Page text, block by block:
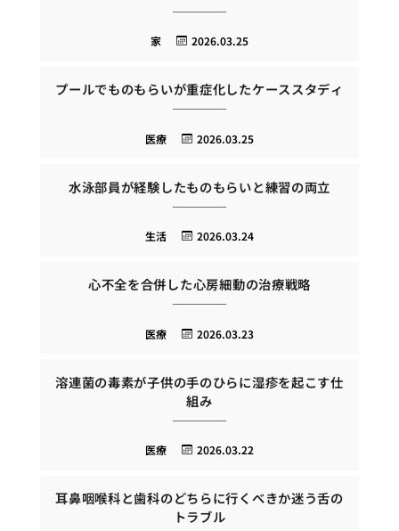
2026.03.25
家
プールでものもらいが重症化したケーススタディ
2026.03.25
医療
水泳部員が経験したものもらいと練習の両立
2026.03.24
生活
心不全を合併した心房細動の治療戦略
2026.03.23
医療
溶連菌の毒素が子供の手のひらに湿疹を起こす仕
組み
2026.03.22
医療
耳鼻咽喉科と歯科のどちらに行くべきか迷う舌の
トラブル